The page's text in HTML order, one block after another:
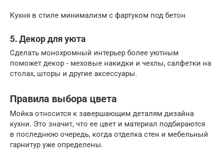
Кухня в стиле минимализм с фартуком под бетон
5. Декор для уюта
Сделать монохромный интерьер более уютным
поможет декор ‑ меховые накидки и чехлы, салфетки на
столах, шторы и другие аксессуары.
Правила выбора цвета
Мойка относится к завершающим деталям дизайна
кухни. Это значит, что ее цвет и материал подбираются
в последнюю очередь, когда отделка стен и мебельный
гарнитур уже определены.